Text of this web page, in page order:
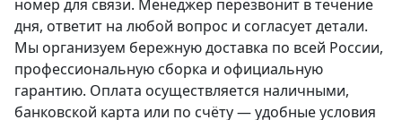
номер для связи. Менеджер перезвонит в течение
дня, ответит на любой вопрос и согласует детали.
Мы организуем бережную доставка по всей России,
профессиональную сборка и официальную
гарантию. Оплата осуществляется наличными,
банковской карта или по счёту — удобные условия